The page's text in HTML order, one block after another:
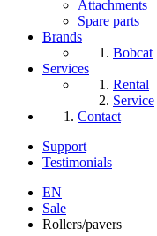
Attachments
Spare parts
Brands
Bobcat
Services
Rental
Service
Contact
Support
Testimonials
EN
Sale
Rollers/pavers